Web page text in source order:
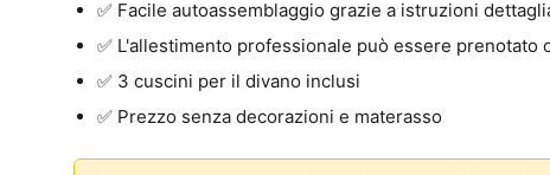
✅ Facile autoassemblaggio grazie a istruzioni
✅ L'allestimento professionale può essere prenotato
✅ 3 cuscini per il divano inclusi
✅ Prezzo senza decorazioni e materasso